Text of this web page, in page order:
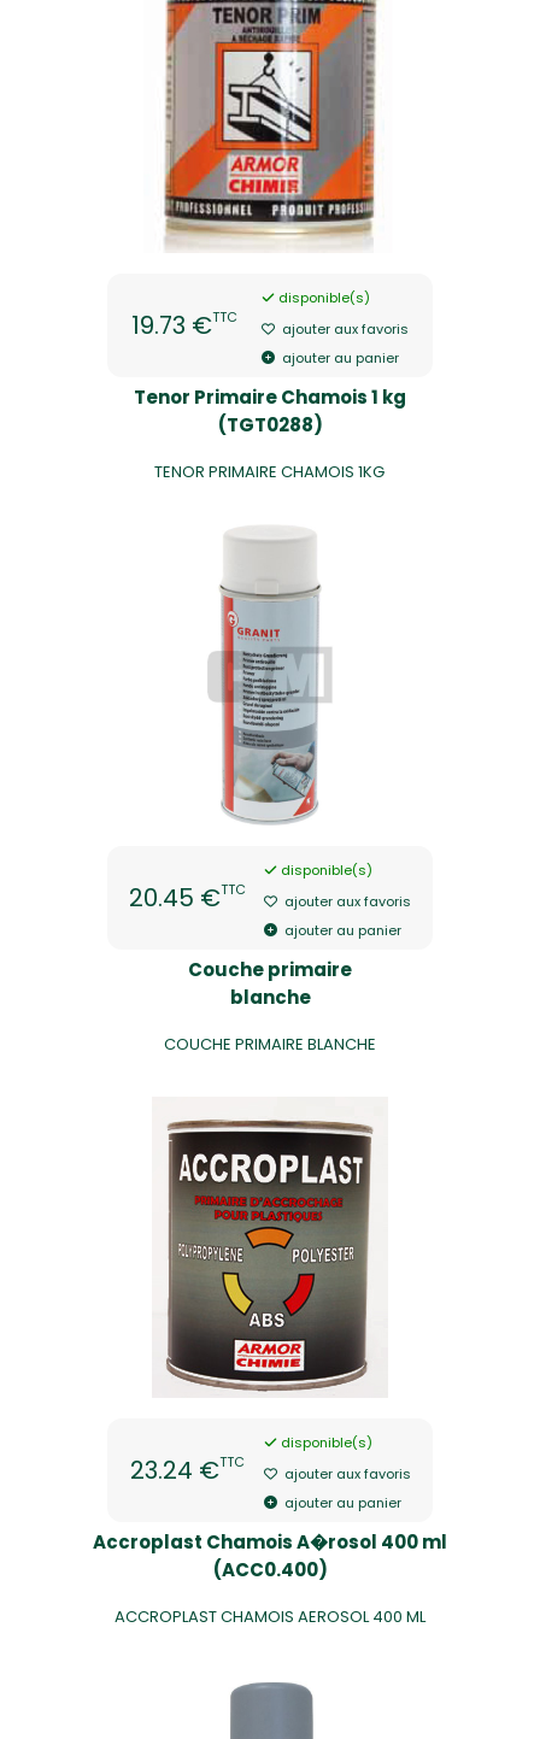
19.73 €TTC
disponible(s)
ajouter aux favoris
ajouter au panier
Tenor Primaire Chamois 1 kg
(TGT0288)
TENOR PRIMAIRE CHAMOIS 1KG
20.45 €TTC
disponible(s)
ajouter aux favoris
ajouter au panier
Couche primaire
blanche
COUCHE PRIMAIRE BLANCHE
23.24 €TTC
disponible(s)
ajouter aux favoris
ajouter au panier
Accroplast Chamois A�rosol 400 ml
(ACC0.400)
ACCROPLAST CHAMOIS AEROSOL 400 ML